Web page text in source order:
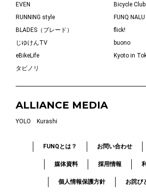
EVEN
Bicycle Club
RUNNING style
FUNQ NALU
BLADES（ブレード）
flick!
じゆけんTV
buono
eBikeLife
Kyoto in
タビノリ
ALLIANCE MEDIA
YOLO Kurashi
FUNQとは？ お問い合わせ
媒体資料 採用情報
個人情報保護方針 お詫び